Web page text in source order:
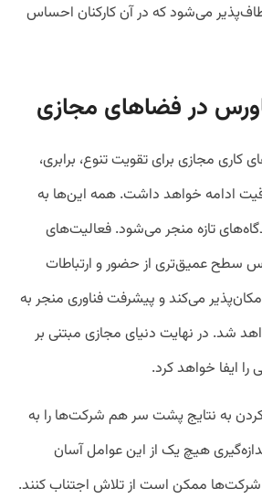
می‌شود که در آن کارکنان احساس
در فضاهای مجازی
مجازی برای تقویت تنوع، برابری،
ادامه خواهد داشت. همه این‌ها به
تازه منجر می‌شود. فعالیت‌های
سطح عمیق‌تری از حضور و ارتباطات
امکان‌پذیر می‌کند و پیشرفت فناوری منجر به
شد. در نهایت دنیای مجازی مبتنی بر
ایفا خواهد کرد.
کردن به نتایج پشت سر هم شرکت‌ها را به
هیچ یک از این عوامل آسان
شرکت‌ها ممکن است از تلاش اجتناب کنند.